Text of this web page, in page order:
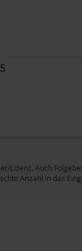
Lizenz. Auch
Anzahl in das